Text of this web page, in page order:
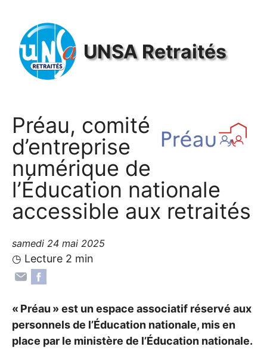
UNSARetraités
Préau, comité
d’entreprise
numérique de
l’Éducation nationale
accessible aux retraités
samedi 24 mai 2025
◷ Lecture 2 min
« Préau » est un espace associatif réservé aux
personnels de l’Éducation nationale, mis en
place par le ministère de l’Éducation nationale.